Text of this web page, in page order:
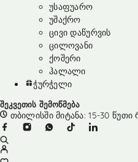
უსაფუარო
უშაქრო
ცივი დაწურვის
ცილოვანი
ქოშერი
ჰალალი
ჭურჭელი
შეკვეთის შემოწმება
თბილისში მიტანა: 15-30 წუთი